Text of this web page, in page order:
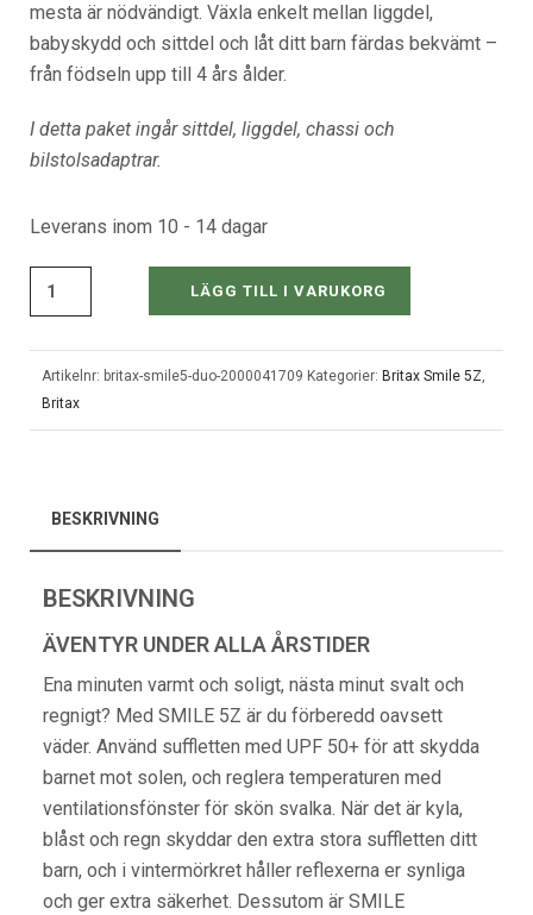
mesta är nödvändigt. Växla enkelt mellan liggdel,
babyskydd och sittdel och låt ditt barn färdas bekvämt –
från födseln upp till 4 års ålder.
I detta paket ingår sittdel, liggdel, chassi och
bilstolsadaptrar.
Leverans inom 10 - 14 dagar
LÄGG TILL I VARUKORG
Artikelnr: britax-smile5-duo-2000041709 Kategorier: Britax Smile 5Z,
Britax
BESKRIVNING
BESKRIVNING
ÄVENTYR UNDER ALLA ÅRSTIDER
Ena minuten varmt och soligt, nästa minut svalt och
regnigt? Med SMILE 5Z är du förberedd oavsett
väder. Använd suffletten med UPF 50+ för att skydda
barnet mot solen, och reglera temperaturen med
ventilationsfönster för skön svalka. När det är kyla,
blåst och regn skyddar den extra stora suffletten ditt
barn, och i vintermörkret håller reflexerna er synliga
och ger extra säkerhet. Dessutom är SMILE